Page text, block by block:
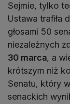
Sejmie, tylko
Ustawa trafiła
głosami 50
niezależnych
30 marca, a
krótszym niż
Senatu, który
senackich